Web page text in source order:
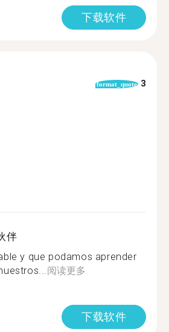
下载软件
format_quote 3
伴
y que podamos aprender
阅读更多
下载软件